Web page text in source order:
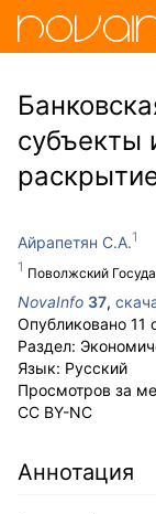
субъекты
Айрапетян С.А.
Поволжский
NovaInfo 37,
Опубликовано 11
Раздел:
Язык: Русский
Просмотров за
CC BY-NC
Аннотация